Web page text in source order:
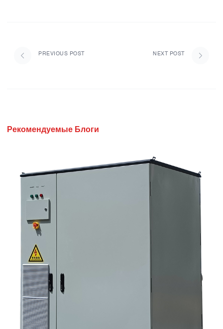
PREVIOUS POST NEXT POST
Рекомендуемые Блоги